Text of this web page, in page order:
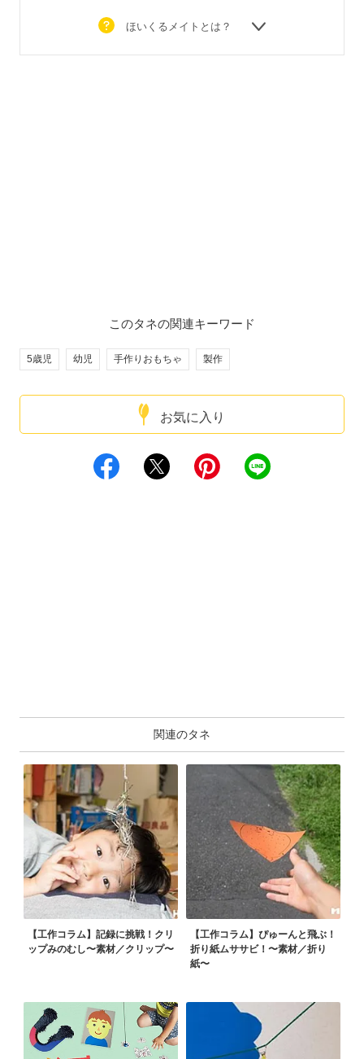
ほいくるメイトとは？
お気に入り
このタネの関連キーワード
5歳児 幼児 手作りおもちゃ 製作
関連のタネ
【工作コラム】記録に挑戦！クリ
ップみのむし〜素材／クリップ〜
【工作コラム】ぴゅーんと飛ぶ！
折り紙ムササビ！〜素材／折り
紙〜